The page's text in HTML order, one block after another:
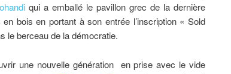
qui a emballé le pavillon grec de la dernière
bois en portant à son entrée l’inscription « Sold
le berceau de la démocratie.
une nouvelle génération en prise avec le vide